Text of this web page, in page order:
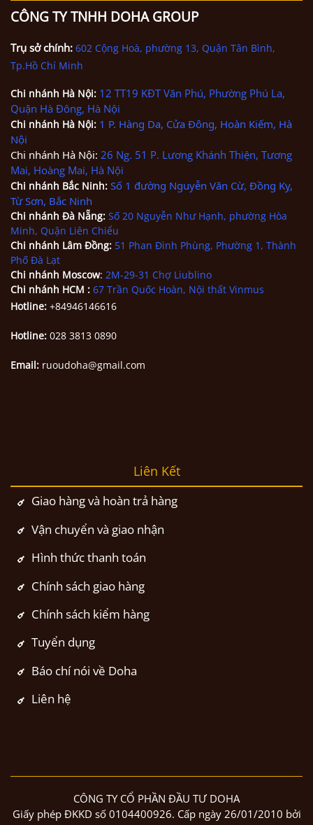
CÔNG TY TNHH DOHA GROUP
Trụ sở chính: 602 Cộng Hoà, phường 13, Quận Tân Bình,
Tp.Hồ Chí Minh
Chi nhánh Hà Nội: 12 TT19 KĐT Văn Phú, Phường Phú La,
Quận Hà Đông, Hà Nội
Chi nhánh Hà Nội: 1 P. Hàng Da, Cửa Đông, Hoàn Kiếm, Hà
Nội
Chi nhánh Hà Nội: 26 Ng. 51 P. Lương Khánh Thiện, Tương
Mai, Hoàng Mai, Hà Nội
Chi nhánh Bắc Ninh: Số 1 đường Nguyễn Văn Cừ, Đồng Kỵ,
Từ Sơn, Bắc Ninh
Chi nhánh Đà Nẵng: Số 20 Nguyễn Như Hạnh, phường Hòa
Minh, Quận Liên Chiểu
Chi nhánh Lâm Đồng: 51 Phan Đình Phùng, Phường 1, Thành
Phố Đà Lạt
Chi nhánh Moscow: 2M-29-31 Chợ Liublino
Chi nhánh HCM : 67 Trần Quốc Hoàn, Nội thất Vinmus
Hotline: +84946146616
Hotline: 028 3813 0890
Email: ruoudoha@gmail.com
Liên Kết
Giao hàng và hoàn trả hàng
Vận chuyển và giao nhận
Hình thức thanh toán
Chính sách giao hàng
Chính sách kiểm hàng
Tuyển dụng
Báo chí nói về Doha
Liên hệ
CÔNG TY CỔ PHẦN ĐẦU TƯ DOHA
Giấy phép ĐKKD số 0104400926. Cấp ngày 26/01/2010 bởi